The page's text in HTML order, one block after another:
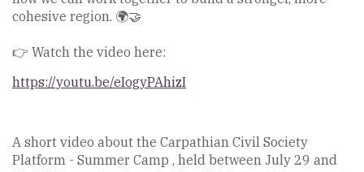
cohesive region. 🌍🤝
👉 Watch the video here:
https://youtu.be/eIogyPAhizI
A short video about the Carpathian Civil Society
Platform - Summer Camp , held between July 29 and